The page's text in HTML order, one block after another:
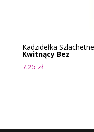
Kadzidełka Szlachetne
Kwitnący Bez
7.25 zł